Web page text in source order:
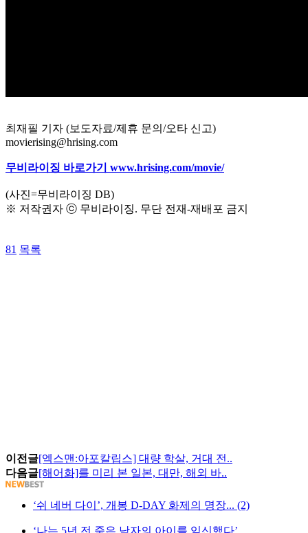
최재필 기자 (보도자료/제휴 문의/오타 신고)
movierising@hrising.com
무비라이징 바로가기 www.hrising.com/movie/
(사진=무비라이징 DB)
※ 저작권자 ⓒ 무비라이징. 무단 전재-재배포 금지
81 목록
이전글[엑스맨:아포칼립스] 대량 학살, 거대 전..
다음글[해어화]를 미리 본 일본, 대만, 해외 바..
‘쉬 네버 다이’, 개봉 D-DAY 화제의 명장... (2)